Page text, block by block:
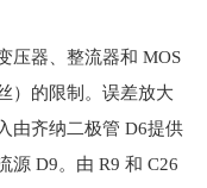
器、整流器和 MOS
）的限制。误差放大
由齐纳二极管 D6提供
源 D9。由 R9 和 C26